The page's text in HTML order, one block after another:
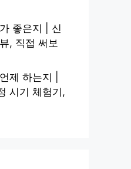
좋은지 | 신
, 직접 써보
제 하는지 |
시기 체험기,